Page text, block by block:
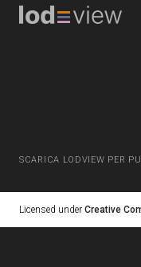
SCARICA LODVIEW PER
Licensed under Creative